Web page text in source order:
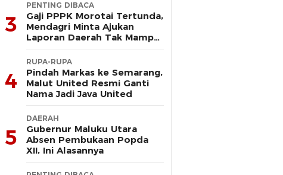
3
PENTING DIBACA
Gaji PPPK Morotai Tertunda,
Mendagri Minta Ajukan
Laporan Daerah Tak Mampu
Bayar Pegawai
4
RUPA-RUPA
Pindah Markas ke Semarang,
Malut United Resmi Ganti
Nama Jadi Java United
5
DAERAH
Gubernur Maluku Utara
Absen Pembukaan Popda
XII, Ini Alasannya